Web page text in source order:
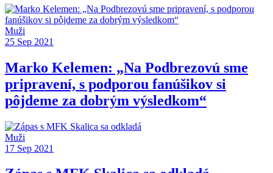
Muži
25 Sep 2021
Marko Kelemen: „Na Podbrezovú sme
pripravení, s podporou fanúšikov si
pôjdeme za dobrým výsledkom“
Muži
17 Sep 2021